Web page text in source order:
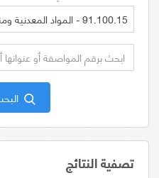
91.100.15 - المواد المعدنية ومنتجاتها
تصفية النتائج